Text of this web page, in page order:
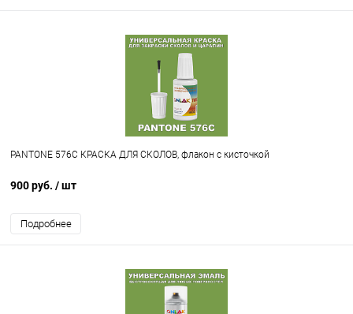
PANTONE 576C КРАСКА ДЛЯ СКОЛОВ, флакон с кисточкой
900 руб. / шт
Подробнее